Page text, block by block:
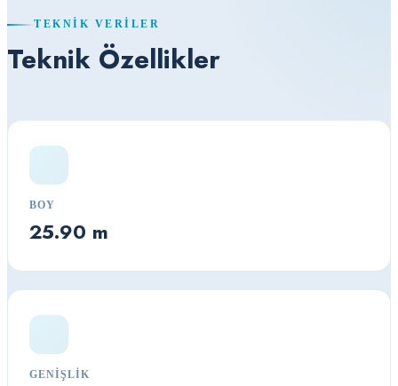
TEKNIK VERILER
Teknik Özellikler
BOY
25.90 m
GENIŞLIK